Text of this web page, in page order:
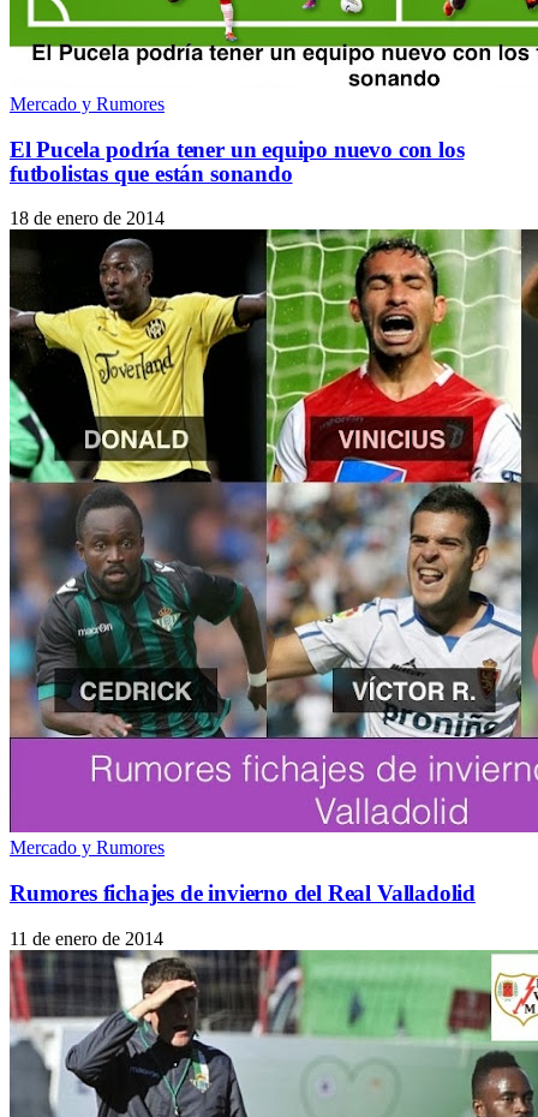
Mercado y Rumores
El Pucela podría tener un equipo nuevo con los
futbolistas que están sonando
18 de enero de 2014
Mercado y Rumores
Rumores fichajes de invierno del Real Valladolid
11 de enero de 2014